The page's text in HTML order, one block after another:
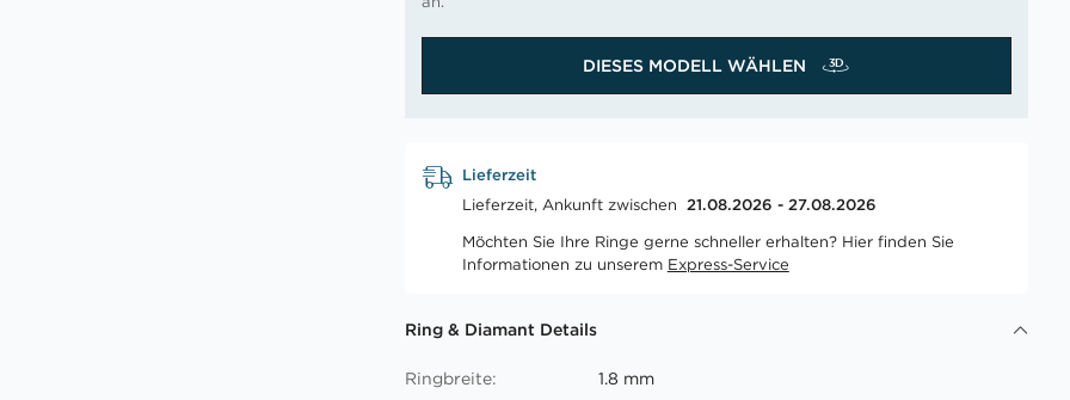
DIESES MODELL WÄHLEN
Lieferzeit
Lieferzeit, Ankunft zwischen 21.08.2026 - 27.08.2026
Möchten Sie Ihre Ringe gerne schneller erhalten? Hier finden Sie
Informationen zu unserem Express-Service
Ring & Diamant Details
Ringbreite:
1.8 mm